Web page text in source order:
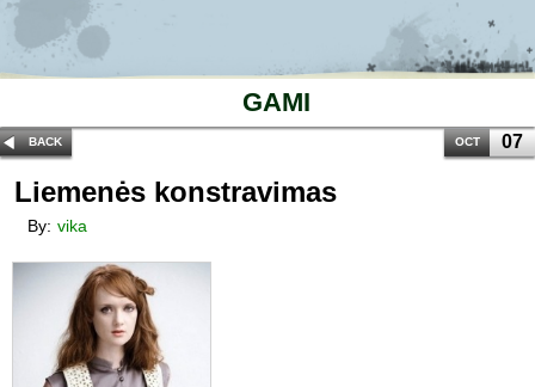
GAMI
BACK OCT 07
Liemenės konstravimas
By: vika